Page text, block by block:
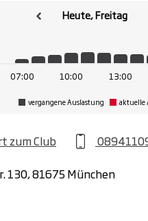
Heute, Freitag
07:00 10:00 13:00
vergangene Auslastung aktuelle
zum Club
130, 81675 München